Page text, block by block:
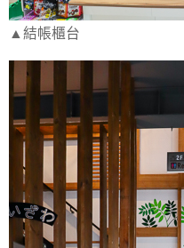
▲結帳櫃台